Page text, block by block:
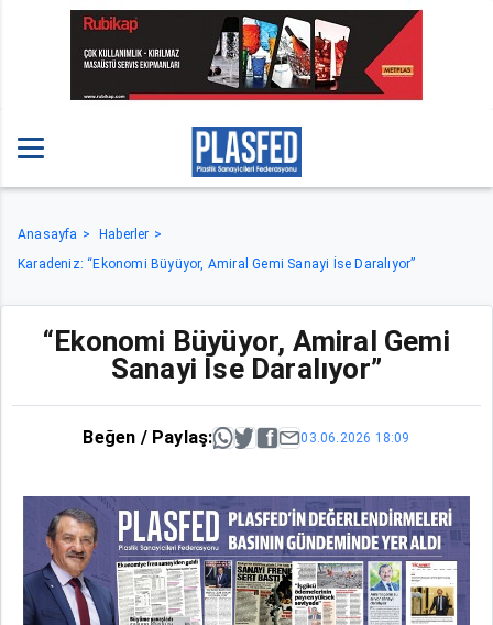
Anasayfa
Haberler
Karadeniz: “Ekonomi Büyüyor, Amiral Gemi Sanayi İse Daralıyor”
“Ekonomi Büyüyor, Amiral Gemi
Sanayi İse Daralıyor”
Beğen / Paylaş: 03.06.2026 18:09